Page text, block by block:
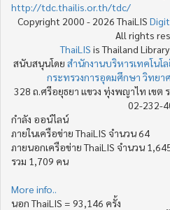
http://tdc.thailis.or.th/tdc/
Copyright 2000 - 2026 ThaiLIS
All rights
ThaiLIS is Thailand
สนับสนุนโดย สำนักงานบริหารเทคโน
กระทรวงการอุดมศึกษา วิทยา
328 ถ.ศรีอยุธยา แขวง ทุ่งพญาไท เขต
02-232-
กำลัง ออน์ไลน์
ภายในเครือข่าย ThaiLIS จำนวน 64
ภายนอกเครือข่าย ThaiLIS จำนวน
รวม 1,709 คน
More info..
นอก ThaiLIS = 93,146 ครั้ง